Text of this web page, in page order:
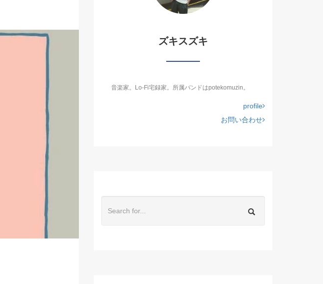
ズキスズキ
音楽家。Lo-Fi宅録家。所属バンドはpotekomuzin。
profile
お問い合わせ